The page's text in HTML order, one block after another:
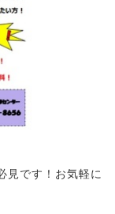
見です！お気軽に